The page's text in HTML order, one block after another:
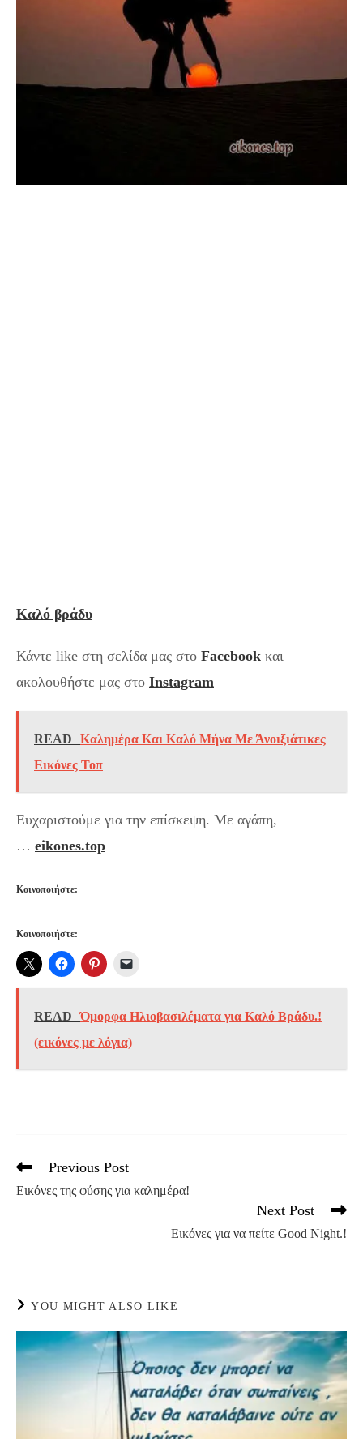
Καλό βράδυ
Κάντε like στη σελίδα μας στο Facebook και
ακολουθήστε μας στο Instagram
READ
Καλημέρα Και Καλό Μήνα Με Άνοιξιάτικες
Εικόνες Τοπ
Ευχαριστούμε για την επίσκεψη. Με αγάπη,
… eikones.top
Κοινοποιήστε:
Κοινοποιήστε:
READ
Όμορφα Ηλιοβασιλέματα για Καλό Βράδυ.!
(εικόνες με λόγια)
Read
articles
Previous Post
Εικόνες της φύσης για καλημέρα!
Next Post
Εικόνες για να πείτε Good Night.!
YOU MIGHT ALSO LIKE